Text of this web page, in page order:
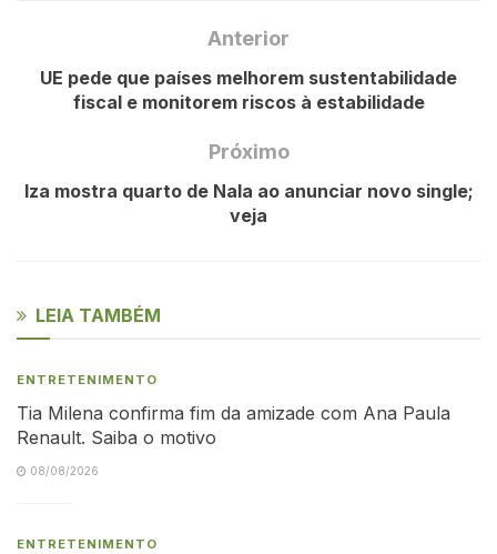
Anterior
UE pede que países melhorem sustentabilidade
fiscal e monitorem riscos à estabilidade
Próximo
Iza mostra quarto de Nala ao anunciar novo single;
veja
LEIA TAMBÉM
ENTRETENIMENTO
Tia Milena confirma fim da amizade com Ana Paula
Renault. Saiba o motivo
08/08/2026
ENTRETENIMENTO